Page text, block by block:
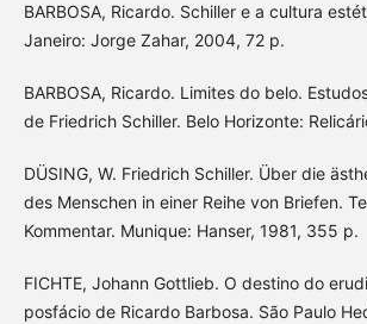
BARBOSA, Ricardo. Schiller e a cultura
Janeiro: Jorge Zahar, 2004, 72 p.
BARBOSA, Ricardo. Limites do belo.
de Friedrich Schiller. Belo Horizonte:
DÜSING, W. Friedrich Schiller. Über die
des Menschen in einer Reihe von Briefen.
Kommentar. Munique: Hanser, 1981, 355 p.
FICHTE, Johann Gottlieb. O destino do
posfácio de Ricardo Barbosa. São Paulo